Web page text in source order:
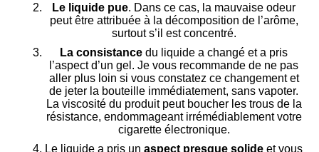
Le liquide pue. Dans ce cas, la mauvaise odeur
peut être attribuée à la décomposition de l’arôme,
surtout s’il est concentré.
La consistance du liquide a changé et a pris
l’aspect d’un gel. Je vous recommande de ne pas
aller plus loin si vous constatez ce changement et
de jeter la bouteille immédiatement, sans vapoter.
La viscosité du produit peut boucher les trous de la
résistance, endommageant irrémédiablement votre
cigarette électronique.
Le liquide a pris un aspect presque solide et vous